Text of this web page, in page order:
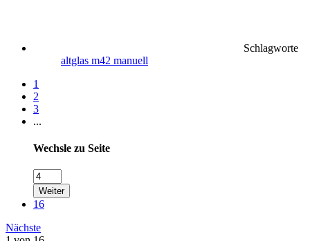
Schlagworte
altglas m42 manuell
1
2
3
...
Wechsle zu Seite
Weiter
16
Nächste